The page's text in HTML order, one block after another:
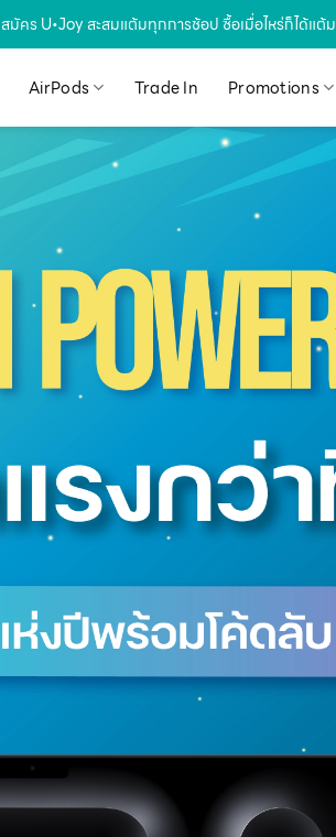
สมัคร U•Joy สะสมแต้มทุกการช้อป ซื้อเมื่อไหร่ก็ได้แต้ม
AirPods Trade In Promotions